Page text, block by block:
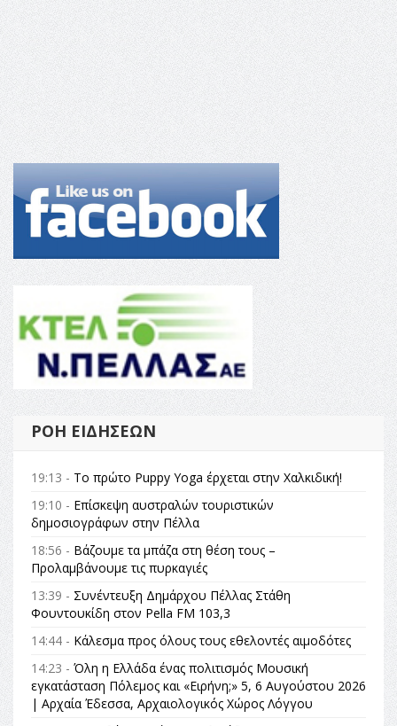
ΡΟΉ ΕΙΔΉΣΕΩΝ
19:13 - Το πρώτο Puppy Yoga έρχεται στην Χαλκιδική!
19:10 - Επίσκεψη αυστραλών τουριστικών
δημοσιογράφων στην Πέλλα
18:56 - Βάζουμε τα μπάζα στη θέση τους –
Προλαμβάνουμε τις πυρκαγιές
13:39 - Συνέντευξη Δημάρχου Πέλλας Στάθη
Φουντουκίδη στον Pella FM 103,3
14:44 - Κάλεσμα προς όλους τους εθελοντές αιμοδότες
14:23 - Όλη η Ελλάδα ένας πολιτισμός Μουσική
εγκατάσταση Πόλεμος και «Ειρήνη;» 5, 6 Αυγούστου 2026
| Αρχαία Έδεσσα, Αρχαιολογικός Χώρος Λόγγου